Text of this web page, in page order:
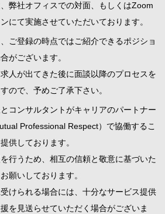
弊社オフィスでの対面、もしくはZoom
にて実施させていただいております。
ご登録の時点ではご紹介できるポジショ
がございます。
人が出てきた後に面談以降のプロセスを
ので、予めご了承下さい。
コンサルタントがキャリアのパートナー
Professional Respect）で協働するこ
供しております。
行うため、相互の信頼と敬意に基づいた
願いしております。
けられる場合には、十分なサービス提供
を見送らせていただく場合がございま